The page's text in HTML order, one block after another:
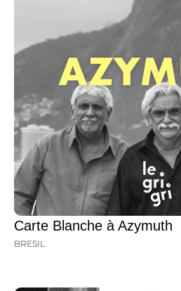
Carte Blanche à Azymuth
BRESIL